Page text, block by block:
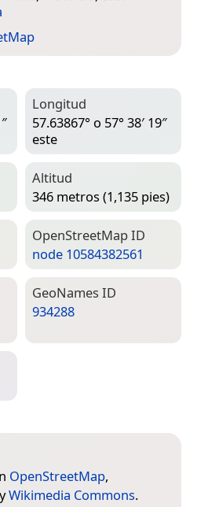
Longitud
57.63867° o 57° 38′ 19″
este
Altitud
346 metros (1,135 pies)
Open­Street­Map ID
node 10584382561
Geo­Names ID
934288
OpenStreetMap,
yWikimedia Commons.